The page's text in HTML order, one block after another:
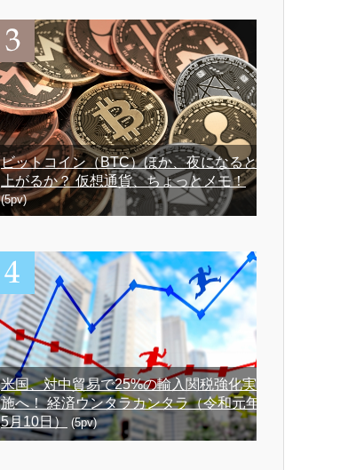
ビットコイン（BTC）ほか、夜になると
上がるか？ 仮想通貨、ちょっとメモ！
(5pv)
米国、対中貿易で25%の輸入関税強化実
施へ！ 経済ウンタラカンタラ（令和元年
5月10日）
(5pv)